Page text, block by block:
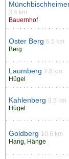
3.4 km
Bauernhof
Oster Berg 6.5 km
Berg
Laumberg 7.8 km
Hügel
Kahlenberg 9.5 km
Hügel
Goldberg 10.6 km
Hang, Hänge